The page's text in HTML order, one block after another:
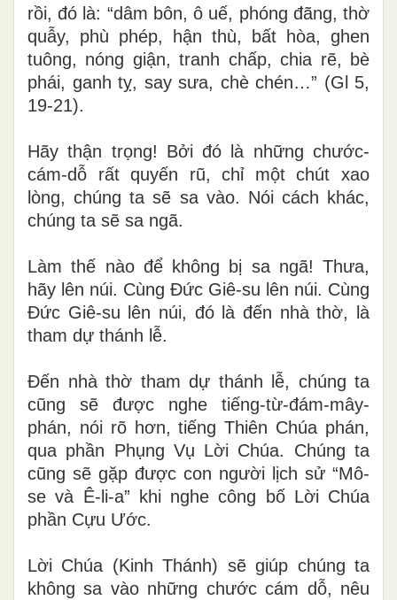
rồi, đó là: “dâm bôn, ô uế, phóng đãng, thờ
quẫy, phù phép, hận thù, bất hòa, ghen
tuông, nóng giận, tranh chấp, chia rẽ, bè
phái, ganh tỵ, say sưa, chè chén…” (Gl 5,
19-21).
Hãy thận trọng! Bởi đó là những chước-
cám-dỗ rất quyến rũ, chỉ một chút xao
lòng, chúng ta sẽ sa vào. Nói cách khác,
chúng ta sẽ sa ngã.
Làm thế nào để không bị sa ngã! Thưa,
hãy lên núi. Cùng Đức Giê-su lên núi. Cùng
Đức Giê-su lên núi, đó là đến nhà thờ, là
tham dự thánh lễ.
Đến nhà thờ tham dự thánh lễ, chúng ta
cũng sẽ được nghe tiếng-từ-đám-mây-
phán, nói rõ hơn, tiếng Thiên Chúa phán,
qua phần Phụng Vụ Lời Chúa. Chúng ta
cũng sẽ gặp được con người lịch sử “Mô-
se và Ê-li-a” khi nghe công bố Lời Chúa
phần Cựu Ước.
Lời Chúa (Kinh Thánh) sẽ giúp chúng ta
không sa vào những chước cám dỗ, nêu